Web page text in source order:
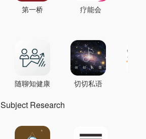
第一桥 疗能会
随聊知健康 切切私语
Subject Research